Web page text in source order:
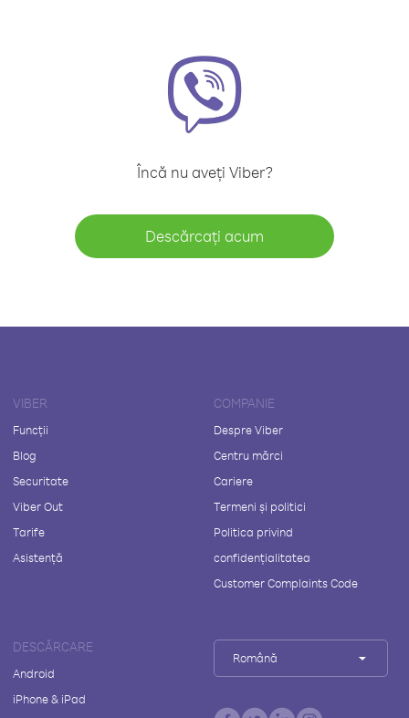
Încă nu aveți Viber?
Descărcați acum
VIBER
Funcții
Blog
Securitate
Viber Out
Tarife
Asistență
COMPANIE
Despre Viber
Centru mărci
Cariere
Termeni și politici
Politica privind
confidențialitatea
Customer Complaints Code
DESCĂRCARE
Android
iPhone & iPad
Română